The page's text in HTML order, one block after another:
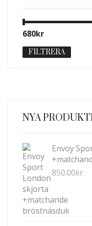
Min
pris
Max
pris
FILTRERA
680kr
NYA
Envoy
850.00kr